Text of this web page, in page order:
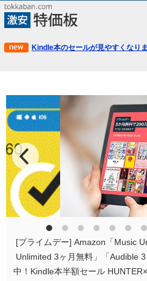
Kindle本のセールが見やすくなり
[プライムデー] Amazon「Music
Unlimited 3ヶ月無料」「Audible
中！Kindle本半額セール